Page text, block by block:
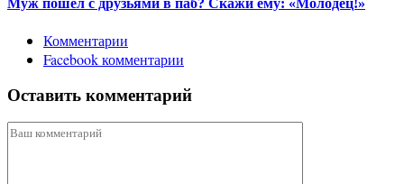
Комментарии
Facebook комментарии
Оставить комментарий